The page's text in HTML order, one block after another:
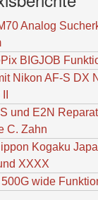
Analog
BIGJOB
Nikon AF-S DX
und E2N
C. Zahn
Kogaku
XXXX
wide